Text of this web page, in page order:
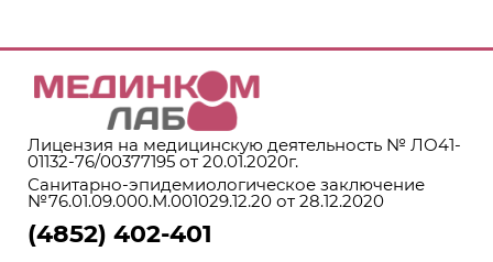
Лицензия на медицинскую деятельность № ЛО41-
01132-76/00377195 от 20.01.2020г.
Санитарно-эпидемиологическое заключение
№76.01.09.000.М.001029.12.20 от 28.12.2020
(4852) 402-401